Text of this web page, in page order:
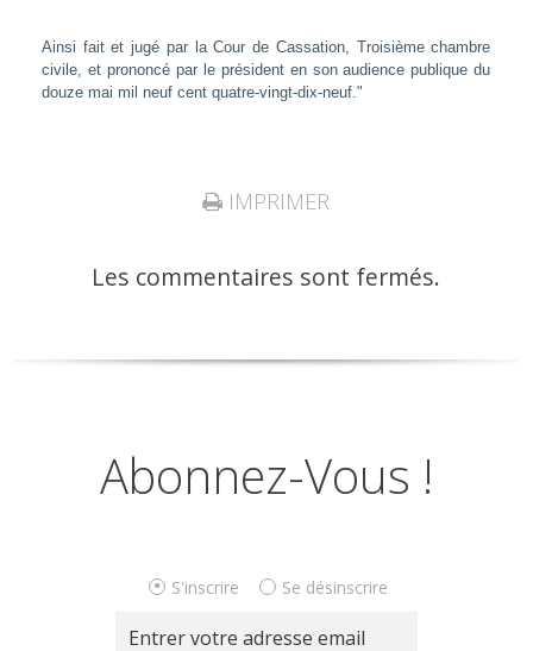
Ainsi fait et jugé par la Cour de Cassation, Troisième chambre
civile, et prononcé par le président en son audience publique du
douze mai mil neuf cent quatre-vingt-dix-neuf."
IMPRIMER
Les commentaires sont fermés.
Abonnez-Vous !
S'inscrire Se désinscrire